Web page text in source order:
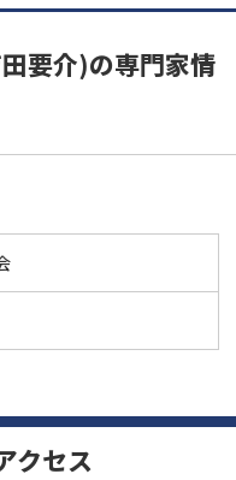
要介)の専門家情
クセス